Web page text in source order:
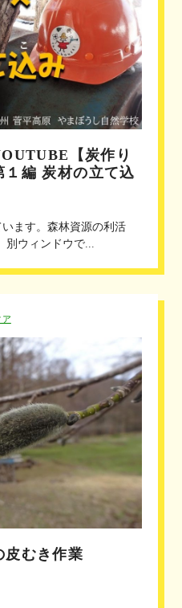
【炭作り
１編 炭材の立て込
ます。森林資源の利活
別ウィンドウで...
ア
皮むき作業